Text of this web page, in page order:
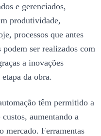
e gerenciados,
produtividade,
processos que antes
podem ser realizados com
a inovações
da obra.
têm permitido a
aumentando a
mercado. Ferramentas